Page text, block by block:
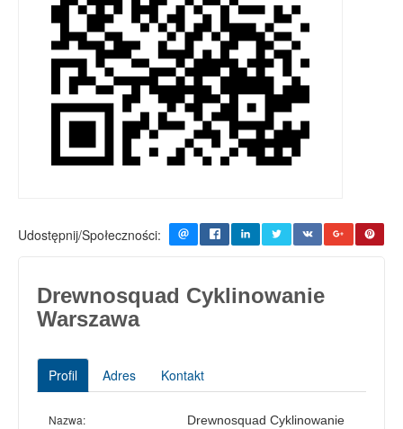
Udostępnij/Społeczności:
Drewnosquad Cyklinowanie
Warszawa
Profil Adres Kontakt
Nazwa:
Drewnosquad Cyklinowanie